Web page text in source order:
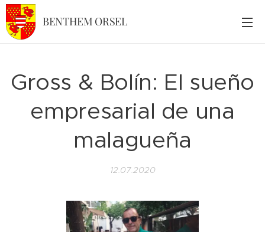
BENTHEM ORSEL
Gross & Bolín: El sueño
empresarial de una
malagueña
12.07.2020